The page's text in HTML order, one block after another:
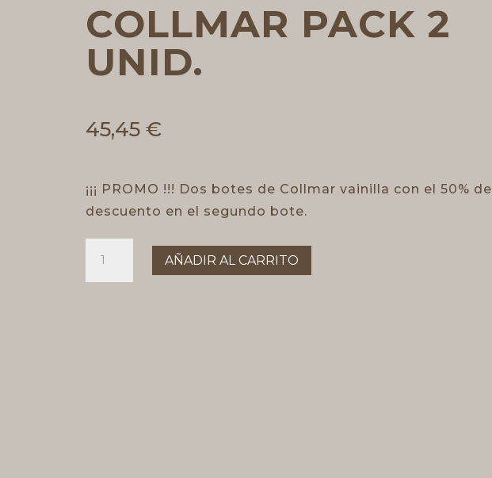
COLLMAR PACK 2
UNID.
45,45 €
¡¡¡ PROMO !!! Dos botes de Collmar vainilla con el 50% de
descuento en el segundo bote.
PACK
2
AÑADIR AL CARRITO